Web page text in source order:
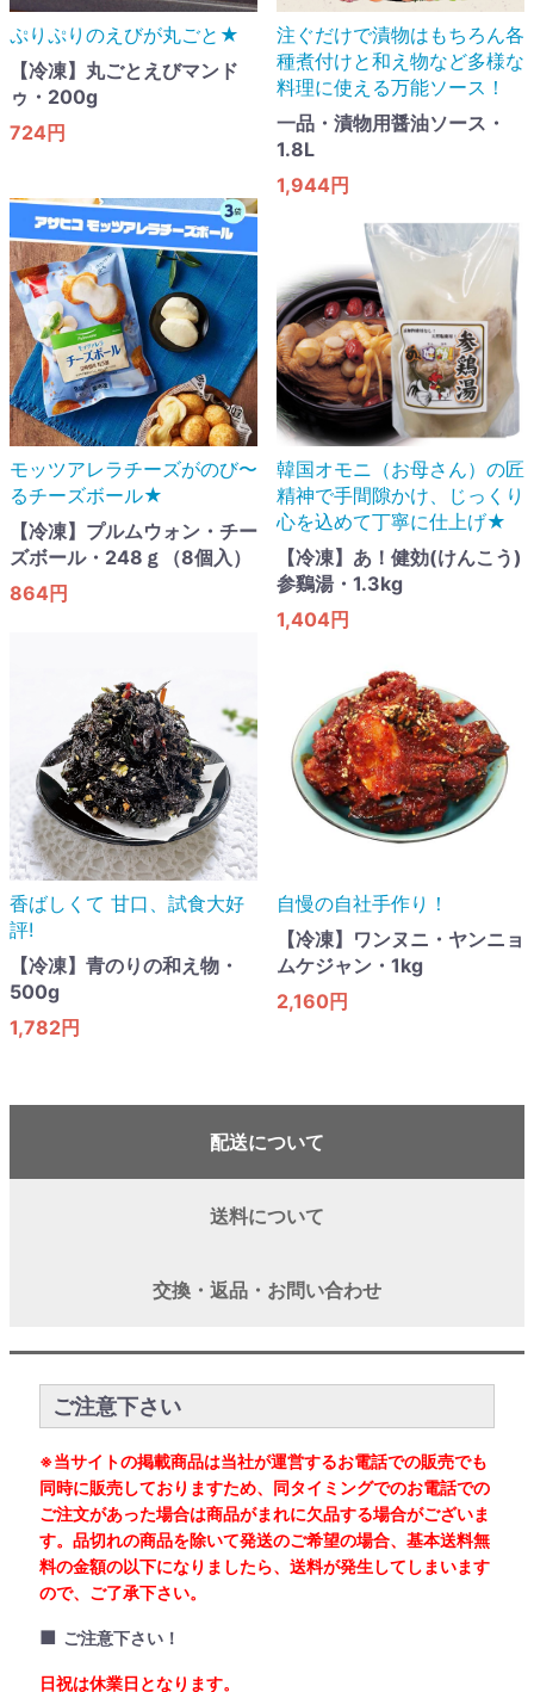
ぷりぷりのえびが丸ごと★
【冷凍】丸ごとえびマンド
ゥ・200g
724円
注ぐだけで漬物はもちろん各
種煮付けと和え物など多様な
料理に使える万能ソース！
一品・漬物用醤油ソース・
1.8L
1,944円
モッツアレラチーズがのび〜
るチーズボール★
【冷凍】プルムウォン・チー
ズボール・248ｇ（8個入）
864円
韓国オモニ（お母さん）の匠
精神で手間隙かけ、じっくり
心を込めて丁寧に仕上げ★
【冷凍】あ！健効(けんこう)
参鷄湯・1.3kg
1,404円
香ばしくて 甘口​、試食大好
評!
【冷凍】青のりの和え物・
500g
1,782円
自慢の自社手作り！
【冷凍】ワンヌニ・ヤンニョ
ムケジャン・1kg
2,160円
配送について
送料について
交換・返品・お問い合わせ
ご注意下さい
※当サイトの掲載商品は当社が運営するお電話での販売でも
同時に販売しておりますため、同タイミングでのお電話での
ご注文があった場合は商品がまれに欠品する場合がございま
す。品切れの商品を除いて発送のご希望の場合、基本送料無
料の金額の以下になりましたら、送料が発生してしまいます
ので、ご了承下さい。
■ ご注意下さい！
日祝は休業日となります。